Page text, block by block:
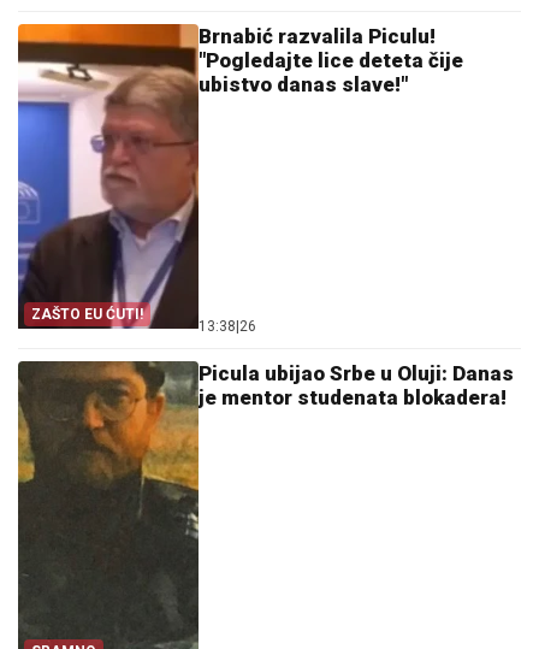
ZAŠTO EU ĆUTI!
Brnabić razvalila Piculu!
"Pogledajte lice deteta čije
ubistvo danas slave!"
13:38 26
Picula ubijao Srbe u Oluji: Danas
je mentor studenata blokadera!